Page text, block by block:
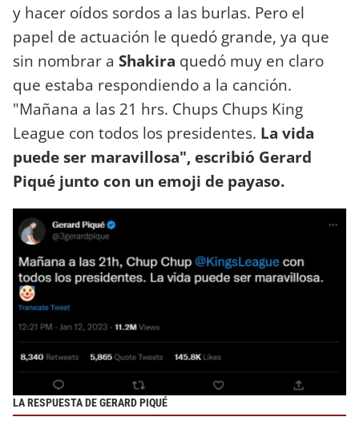
y hacer oídos sordos a las burlas. Pero el
papel de actuación le quedó grande, ya que
sin nombrar a Shakira quedó muy en claro
que estaba respondiendo a la canción.
"Mañana a las 21 hrs. Chups Chups King
League con todos los presidentes. La vida
puede ser maravillosa", escribió Gerard
Piqué junto con un emoji de payaso.
LA RESPUESTA DE GERARD PIQUÉ